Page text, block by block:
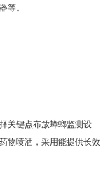
等。
关键点布放蟑螂监测设
物喷洒，采用能提供长效